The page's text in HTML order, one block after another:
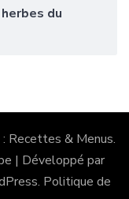
du
: Recettes & Menus.
| Développé par
. Politique de